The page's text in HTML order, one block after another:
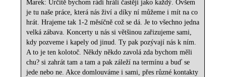
Marek: Určitě bychom rádi hráli častěji jako každý. Ovšem
je tu naše práce, která nás živí a díky ní můžeme i mít na co
hrát. Hrajeme tak 1-2 měsíčně což se dá. Je to všechno jedna
velká zábava. Koncerty u nás si většinou zařizujeme sami,
kdy pozveme i kapely od jinud. Ty pak pozývají nás k ním.
A to je ten kolotoč. Někdy někdo zavolá zda bychom měli
chu? si zahrát tam a tam a pak záleží na termínu a buď se
jede nebo ne. Akce domlouváme i sami, přes různé kontakty